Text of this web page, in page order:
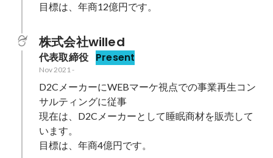
目標は、年商12億円です。
株式会社willed
代表取締役 Present
Nov 2021-
D2CメーカーにWEBマーケ視点での事業再生コン
サルティングに従事
現在は、D2Cメーカーとして睡眠商材を販売して
います。
目標は、年商4億円です。